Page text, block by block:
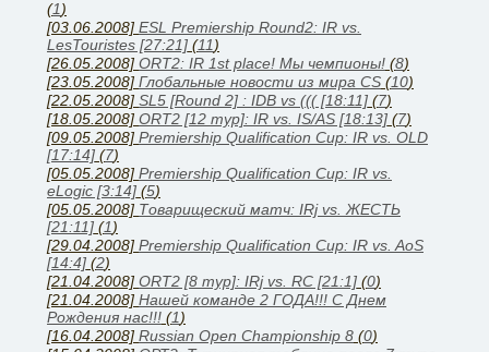
(1)
[03.06.2008] ESL Premiership Round2: IR vs.
LesTouristes [27:21] (11)
[26.05.2008] ORT2: IR 1st place! Мы чемпионы! (8)
[23.05.2008] Глобальные новости из мира CS (10)
[22.05.2008] SL5 [Round 2] : IDB vs ((( [18:11] (7)
[18.05.2008] ORT2 [12 тур]: IR vs. IS/AS [18:13] (7)
[09.05.2008] Premiership Qualification Cup: IR vs. OLD
[17:14] (7)
[05.05.2008] Premiership Qualification Cup: IR vs.
eLogic [3:14] (5)
[05.05.2008] Товарищеский матч: IRj vs. ЖЕСТЬ
[21:11] (1)
[29.04.2008] Premiership Qualification Cup: IR vs. AoS
[14:4] (2)
[21.04.2008] ORT2 [8 тур]: IRj vs. RC [21:1] (0)
[21.04.2008] Нашей команде 2 ГОДА!!! С Днем
Рождения нас!!! (1)
[16.04.2008] Russian Open Championship 8 (0)